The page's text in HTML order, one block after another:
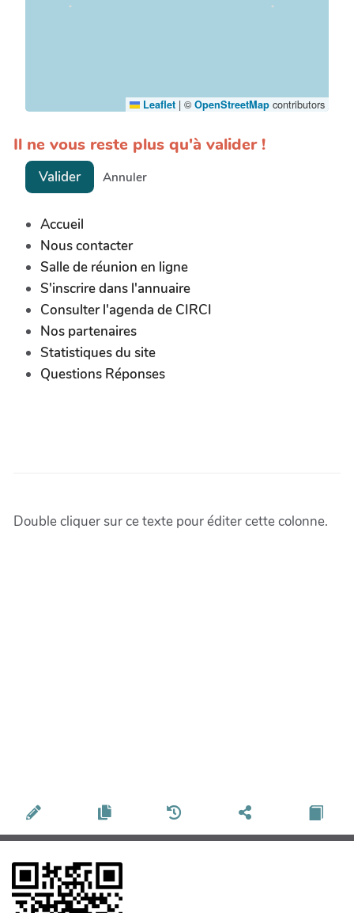
Leaflet | © OpenStreetMap contributors
Il ne vous reste plus qu'à valider !
Valider Annuler
Accueil
Nous contacter
Salle de réunion en ligne
S'inscrire dans l'annuaire
Consulter l'agenda de CIRCI
Nos partenaires
Statistiques du site
Questions Réponses
Double cliquer sur ce texte pour éditer cette colonne.